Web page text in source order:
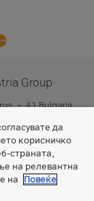
Group
A1 Bulgaria
да
корисничко
страната,
на релевантна
на
Повеќе